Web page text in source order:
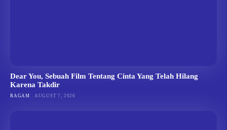
Dear You, Sebuah Film Tentang Cinta Yang Telah Hilang
Karena Takdir
RAGAM AUGUST 7, 2026